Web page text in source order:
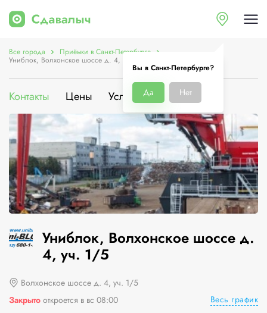
Вы в Санкт-Петербурге?
Да Нет
Все города Приёмки в Санкт-Петербурге
Униблок, Волхонское шоссе д. 4, уч. 1/5
Контакты Цены Услуги О компании
Униблок, Волхонское шоссе д.
4, уч. 1/5
Волхонское шоссе д. 4, уч. 1/5
Закрыто откроется в вс 08:00 Весь график